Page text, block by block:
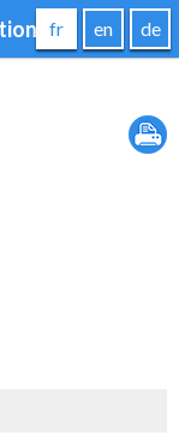
fr en de